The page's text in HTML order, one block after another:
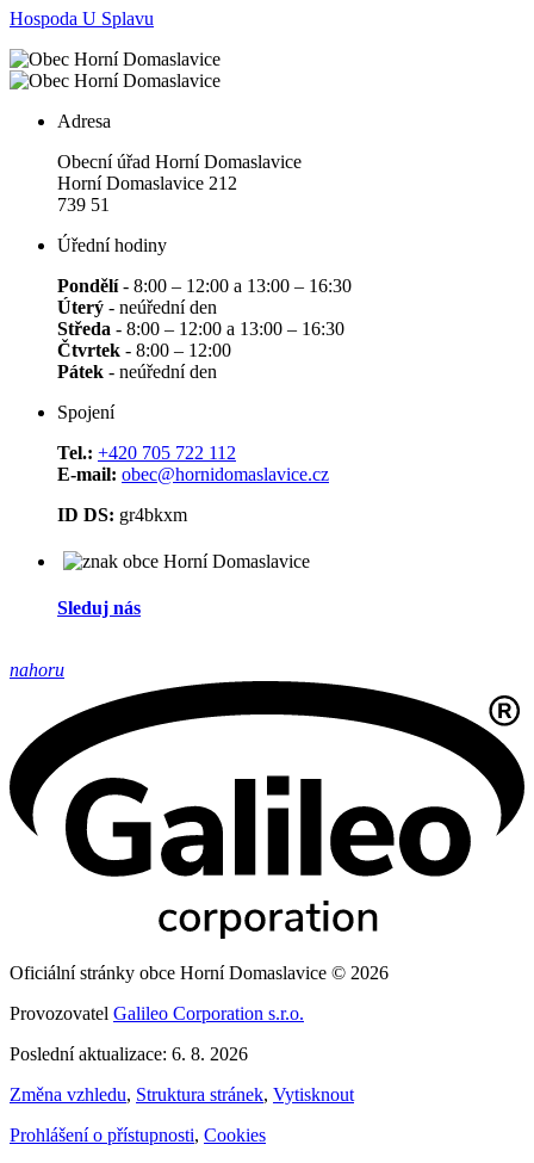
Hospoda U Splavu
Adresa
Obecní úřad Horní Domaslavice
Horní Domaslavice 212
739 51
Úřední hodiny
Pondělí- 8:00 – 12:00 a 13:00 – 16:30
Úterý - neúřední den
Středa - 8:00 – 12:00 a 13:00 – 16:30
Čtvrtek - 8:00 – 12:00
Pátek - neúřední den
Spojení
Tel.: +420 705 722 112
E-mail: obec@hornidomaslavice.cz
ID DS: gr4bkxm
Sleduj nás
nahoru
Oficiální stránky obce Horní Domaslavice © 2026
Provozovatel Galileo Corporation s.r.o.
Poslední aktualizace: 6. 8. 2026
Změna vzhledu, Struktura stránek, Vytisknout
Prohlášení o přístupnosti, Cookies